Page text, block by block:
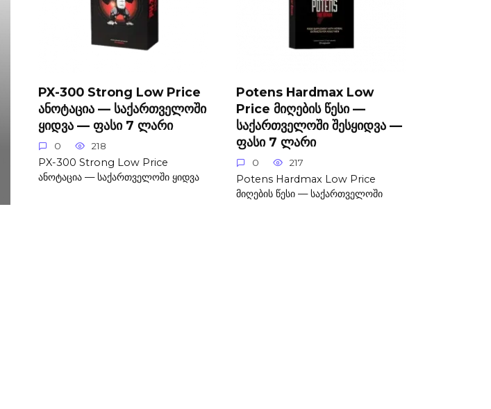
PX-300 Strong Low Price
ანოტაცია — საქართველოში
ყიდვა — ფასი 7 ლარი
0 218
PX-300 Strong Low Price
ანოტაცია — საქართველოში ყიდვა
Potens Hardmax Low
Price მიღების წესი —
საქართველოში შესყიდვა —
ფასი 7 ლარი
0 217
Potens Hardmax Low Price
მიღების წესი — საქართველოში